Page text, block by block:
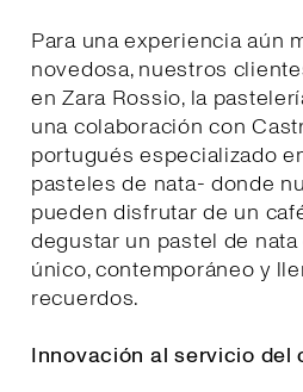
Para una experiencia aún
novedosa, nuestros
en Zara Rossio, la
una colaboración con
portugués especializado
pasteles de nata- donde
pueden disfrutar de un
degustar un pastel de
único, contemporáneo y
recuerdos.
Innovación al servicio del